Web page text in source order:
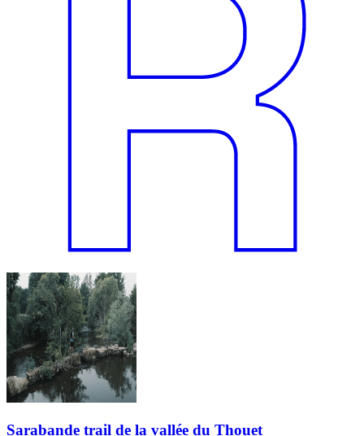
Sarabande trail de la vallée du Thouet